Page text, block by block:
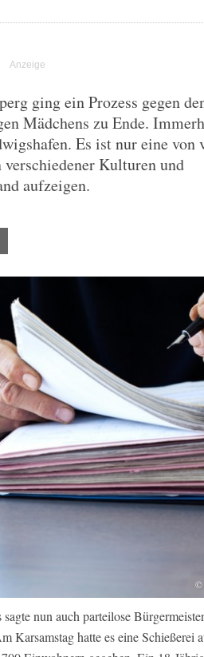
ging ein Prozess gegen
Mädchens zu Ende.
Es ist nur eine von
Kulturen und
aufzeigen.
©
nun auch parteilose
Karsamstag hatte es eine Schießerei